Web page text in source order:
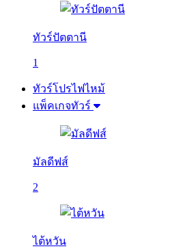
ทัวร์ปัตตานี
1
ทัวร์โปรไฟไหม้
แพ็คเกจทัวร์
มัลดีฟส์
2
ไต้หวัน